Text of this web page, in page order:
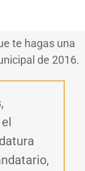
te hagas una
de 2016.